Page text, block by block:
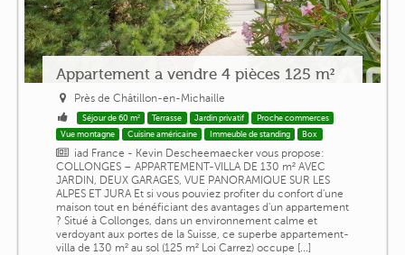
Appartement a vendre 4 pièces 125 m²
Près de Châtillon-en-Michaille
Séjour de 60 m² Terrasse Jardin privatif
Proche commerces
Vue montagne
Cuisine américaine Immeuble de standing Box
iad France - Kevin Descheemaecker vous propose:
COLLONGES – APPARTEMENT-VILLA DE 130 m² AVEC
JARDIN, DEUX GARAGES, VUE PANORAMIQUE SUR LES
ALPES ET JURA Et si vous pouviez profiter du confort d'une
maison tout en bénéficiant des avantages d'un appartement
? Situé à Collonges, dans un environnement calme et
verdoyant aux portes de la Suisse, ce superbe appartement-
villa de 130 m² au sol (125 m² Loi Carrez) occupe [...]